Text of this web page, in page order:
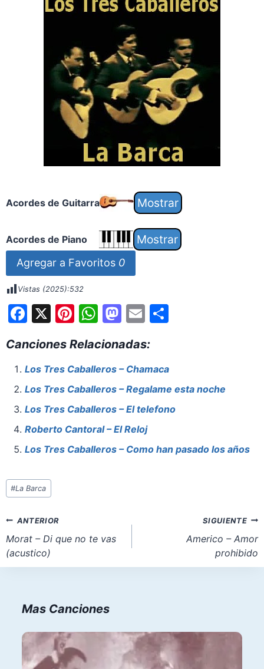
Acordes de Guitarra
Acordes de Piano
Agregar a Favoritos 0
Vistas (2025):532
F
c
e
b
o
o
k
X Pi
er
e
st
W
at
s
A
p
p
M
st
o
d
o
n
E
ai
l
S
e
Canciones Relacionadas:
Los Tres Caballeros – Chamaca
Los Tres Caballeros – Regalame esta noche
Los Tres Caballeros – El telefono
Roberto Cantoral – El Reloj
Los Tres Caballeros – Como han pasado los años
Etiquetas
de
entrada:
#La Barca
Navegación
de
entradas
ANTERIOR
Morat – Di que no te vas
(acustico)
SIGUIENTE
Americo – Amor
prohibido
Mas Canciones